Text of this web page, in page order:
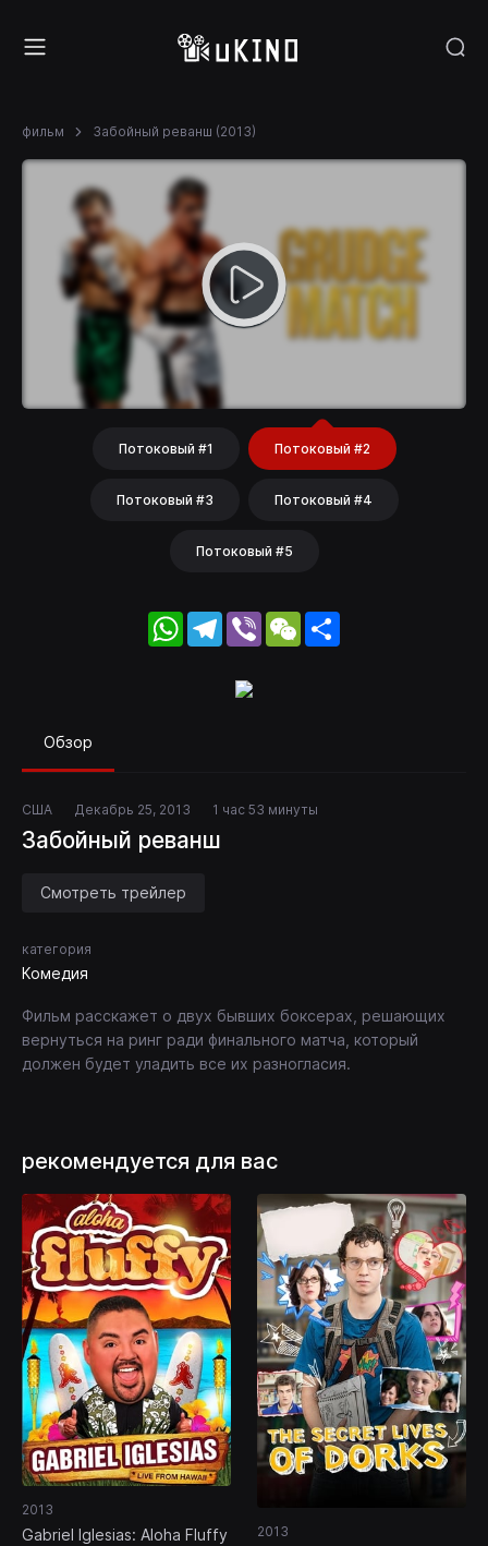
фильм Забойный реванш (2013)
Потоковый #1 Потоковый #2
Потоковый #3 Потоковый #4
Потоковый #5
WhatsApp
Telegram
Viber WeChat
Обзор
США Декабрь 25, 2013 1 час 53 минуты
Забойный реванш
Смотреть трейлер
категория
Комедия
Фильм расскажет о двух бывших боксерах, решающих
вернуться на ринг ради финального матча, который
должен будет уладить все их разногласия.
рекомендуется для вас
2013
Gabriel Iglesias: Aloha Fluffy 2013